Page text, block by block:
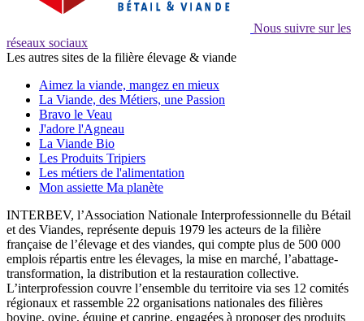
Nous suivre sur les
réseaux sociaux
Les autres sites de la filière élevage & viande
Aimez la viande, mangez en mieux
La Viande, des Métiers, une Passion
Bravo le Veau
J'adore l'Agneau
La Viande Bio
Les Produits Tripiers
Les métiers de l'alimentation
Mon assiette Ma planète
INTERBEV, l’Association Nationale Interprofessionnelle du Bétail
et des Viandes, représente depuis 1979 les acteurs de la filière
française de l’élevage et des viandes, qui compte plus de 500 000
emplois répartis entre les élevages, la mise en marché, l’abattage-
transformation, la distribution et la restauration collective.
L’interprofession couvre l’ensemble du territoire via ses 12 comités
régionaux et rassemble 22 organisations nationales des filières
bovine, ovine, équine et caprine, engagées à proposer des produits